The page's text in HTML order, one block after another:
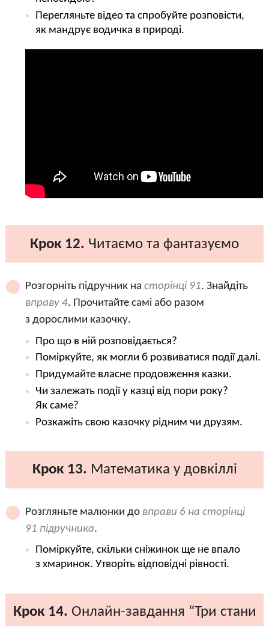
Перегляньте відео та спробуйте розповісти,
як мандрує водичка в природі.
Крок 12. Читаємо та фантазуємо
Розгорніть підручник на сторінці 91. Знайдіть
вправу 4. Прочитайте самі або разом
з дорослими казочку.
Про що в ній розповідається?
Поміркуйте, як могли б розвиватися події далі.
Придумайте власне продовження казки.
Чи залежать події у казці від пори року?
Як саме?
Розкажіть свою казочку рідним чи друзям.
Крок 13. Математика у довкіллі
Розгляньте малюнки до вправи 6 на сторінці
91 підручника.
Поміркуйте, скільки сніжинок ще не впало
з хмаринок. Утворіть відповідні рівності.
Крок 14. Онлайн-завдання “Три стани